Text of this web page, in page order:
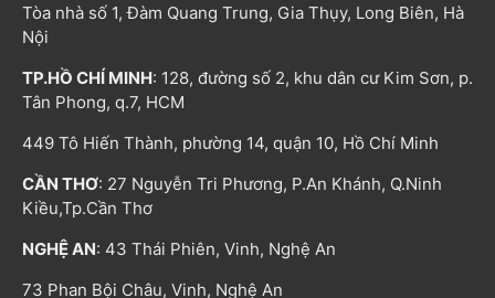
Tòa nhà số 1, Đàm Quang Trung, Gia Thụy, Long Biên, Hà
Nội
TP.HỒ CHÍ MINH: 128, đường số 2, khu dân cư Kim Sơn, p.
Tân Phong, q.7, HCM
449 Tô Hiến Thành, phường 14, quận 10, Hồ Chí Minh
CẦN THƠ: 27 Nguyễn Tri Phương, P.An Khánh, Q.Ninh
Kiều,Tp.Cần Thơ
NGHỆ AN: 43 Thái Phiên, Vinh, Nghệ An
73 Phan Bội Châu, Vinh, Nghệ An